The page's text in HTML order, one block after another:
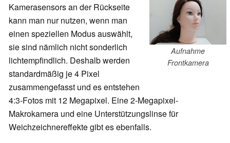
Aufnahme
Frontkamera
Kamerasensors an der Rückseite
kann man nur nutzen, wenn man
einen speziellen Modus auswählt,
sie sind nämlich nicht sonderlich
lichtempfindlich. Deshalb werden
standardmäßig je 4 Pixel
zusammengefasst und es entstehen
4:3-Fotos mit 12 Megapixel. Eine 2-Megapixel-
Makrokamera und eine Unterstützungslinse für
Weichzeichnereffekte gibt es ebenfalls.